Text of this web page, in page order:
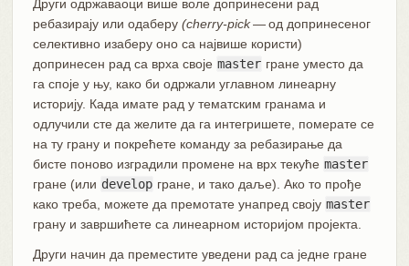
Други одржаваоци више воле допринесени рад
ребазирају или одаберу (cherry-pick— од допринесеног
селективно изаберу оно са највише користи)
допринесен рад са врха своје master гране уместо да
га споје у њу, како би одржали углавном линеарну
историју. Када имате рад у тематским гранама и
одлучили сте да желите да га интегришете, померате се
на ту грану и покрећете команду за ребазирање да
бисте поново изградили промене на врх текуће master
гране (или develop гране, и тако даље). Ако то прође
како треба, можете да премотате унапред своју master
грану и завршићете са линеарном историјом пројекта.
Други начин да преместите уведени рад са једне гране